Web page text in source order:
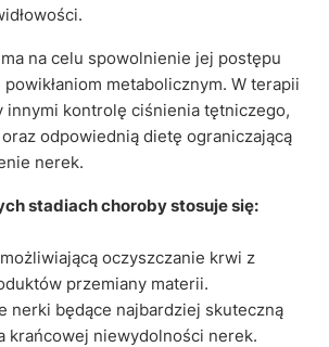
na celu spowolnienie jej postępu
metabolicznym. W terapii
innymi kontrolę ciśnienia tętniczego,
odpowiednią dietę ograniczającą
nerek.
stadiach choroby stosuje się:
oczyszczanie krwi z
przemiany materii.
nerki będące najbardziej skuteczną
krańcowej niewydolności nerek.